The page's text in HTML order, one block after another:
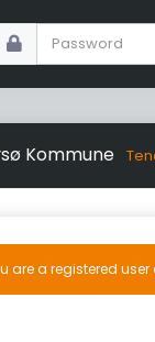
Kommune
are a registered